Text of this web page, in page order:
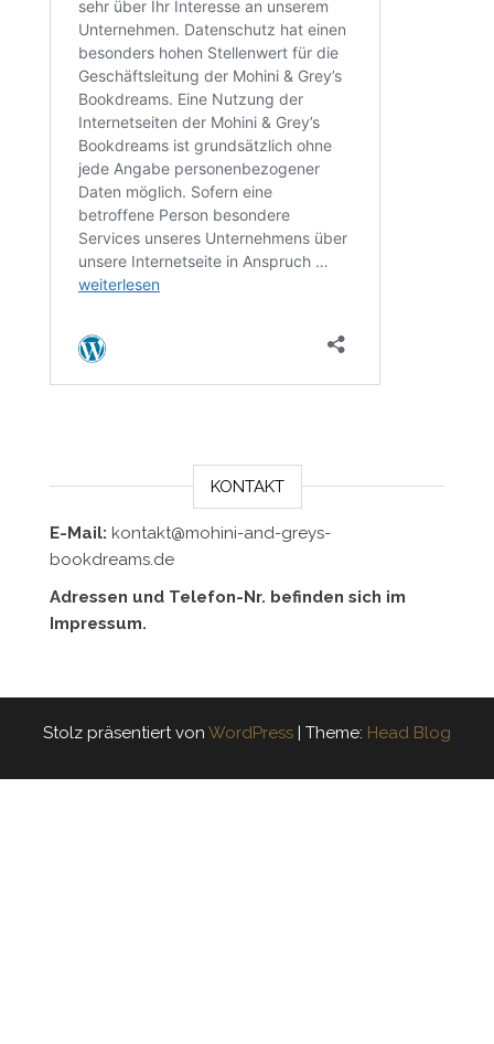
KONTAKT
E-Mail: kontakt@mohini-and-greys-
bookdreams.de
Adressen und Telefon-Nr. befinden sich im
Impressum.
Stolz präsentiert von WordPress | Theme: Head Blog